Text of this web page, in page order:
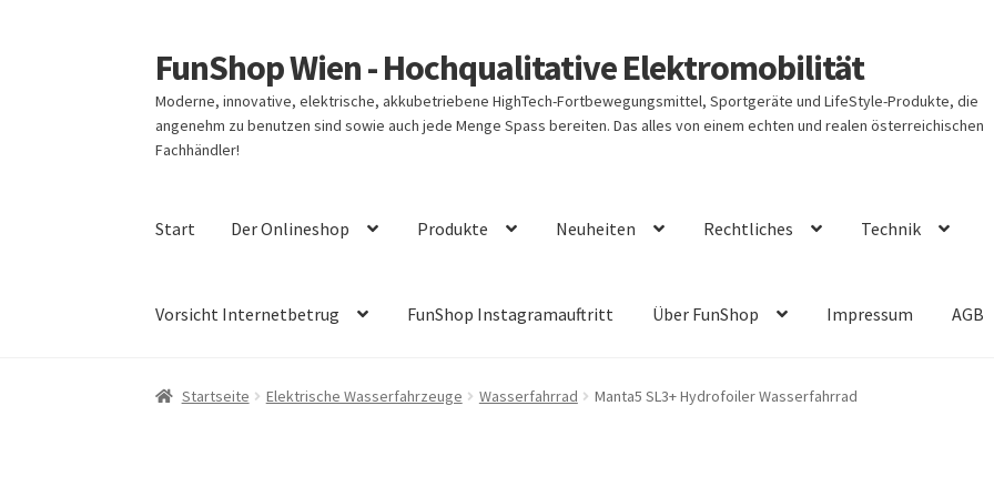
Zur
Navigation
springen
Zum
Inhalt
springen
FunShop Wien - Hochqualitative Elektromobilität
Moderne, innovative, elektrische, akkubetriebene HighTech-Fortbewegungsmittel, Sportgeräte und LifeStyle-Produkte, die
angenehm zu benutzen sind sowie auch jede Menge Spass bereiten. Das alles von einem echten und realen österreichischen
Fachhändler!
Start Der Onlineshop Produkte Neuheiten Rechtliches Technik
Vorsicht Internetbetrug FunShop Instagramauftritt Über FunShop Impressum AGB
Startseite Elektrische Wasserfahrzeuge Wasserfahrrad Manta5 SL3+ Hydrofoiler Wasserfahrrad